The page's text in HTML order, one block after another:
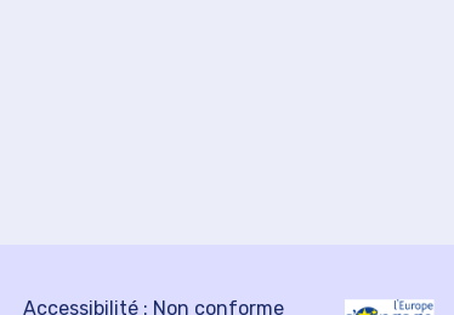
Accessibilité : Non conforme